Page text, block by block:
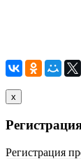
x
Регистрация